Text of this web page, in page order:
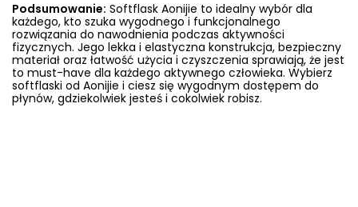
Podsumowanie: Softflask Aonijie to idealny wybór dla
każdego, kto szuka wygodnego i funkcjonalnego
rozwiązania do nawodnienia podczas aktywności
fizycznych. Jego lekka i elastyczna konstrukcja, bezpieczny
materiał oraz łatwość użycia i czyszczenia sprawiają, że jest
to must-have dla każdego aktywnego człowieka. Wybierz
softflaski od Aonijie i ciesz się wygodnym dostępem do
płynów, gdziekolwiek jesteś i cokolwiek robisz.